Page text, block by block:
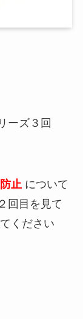
ーズ３回
止 について
回目を見て
ください